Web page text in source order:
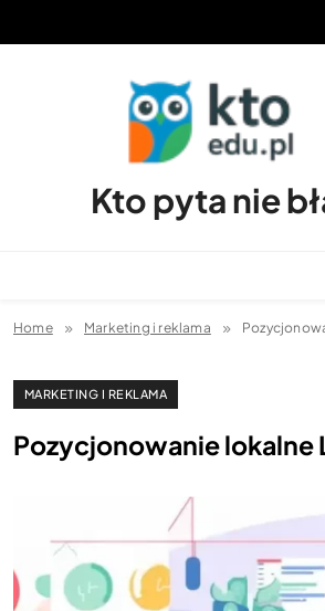
Kto pyta nie
Home Marketing i reklama
MARKETING I REKLAMA
Pozycjonowanie lokalne